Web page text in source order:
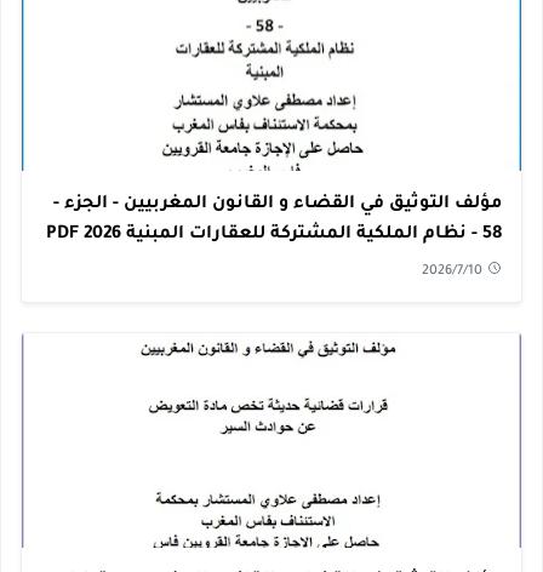
مؤلف التوثيق في القضاء و القانون المغربيين - الجزء -
58 - نظام الملكية المشتركة للعقارات المبنية 2026 PDF
2026/7/10